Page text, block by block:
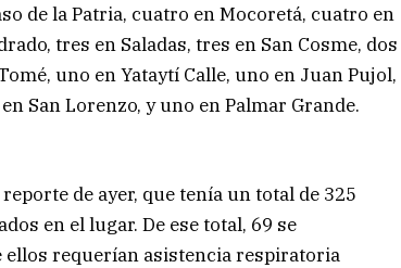
de la Patria, cuatro en Mocoretá, cuatro en
tres en Saladas, tres en San Cosme, dos
uno en Yataytí Calle, uno en Juan Pujol,
San Lorenzo, y uno en Palmar Grande.
de ayer, que tenía un total de 325
en el lugar. De ese total, 69 se
ellos requerían asistencia respiratoria